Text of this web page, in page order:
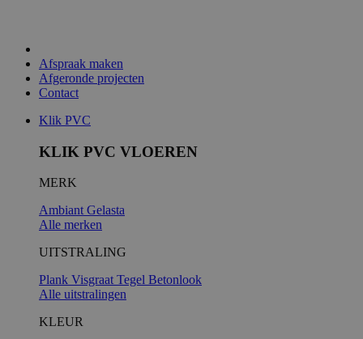
Afspraak maken
Afgeronde projecten
Contact
Klik PVC
KLIK PVC VLOEREN
MERK
AmbiantGelasta
Alle merken
UITSTRALING
Plank VisgraatTegel Betonlook
Alle uitstralingen
KLEUR